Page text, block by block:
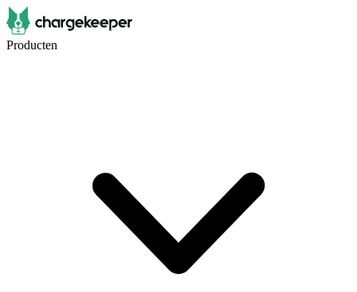
Producten